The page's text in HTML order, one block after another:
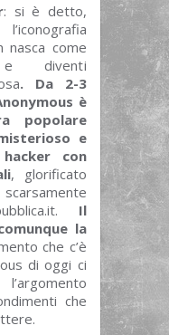
: si è detto,
nasca come
e diventi
. Da 2-3
è
popolare
e
con
, glorificato
Il
la
che c’è
di oggi ci
che